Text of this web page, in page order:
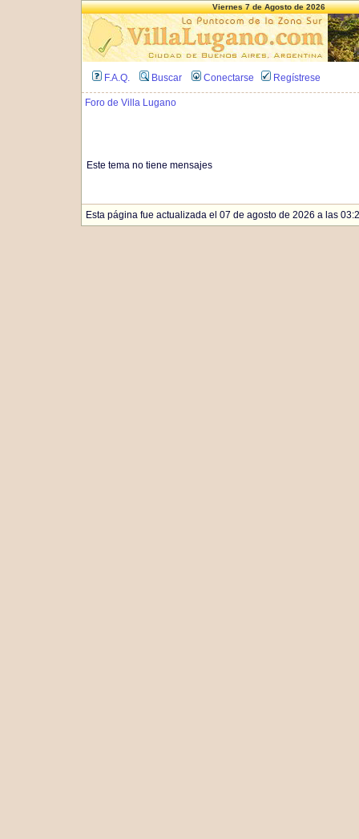
Viernes 7 de Agosto de 2026
F.A.Q. Buscar Conectarse Regístrese
Foro de Villa Lugano
Este tema no tiene mensajes
Esta página fue actualizada el 07 de agosto de 2026 a las